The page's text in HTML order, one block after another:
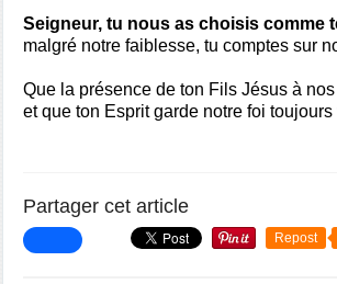
Seigneur, tu nous as choisis comme
malgré notre faiblesse, tu comptes sur
Que la présence de ton Fils Jésus à
et que ton Esprit garde notre foi
Partager cet article
Repost